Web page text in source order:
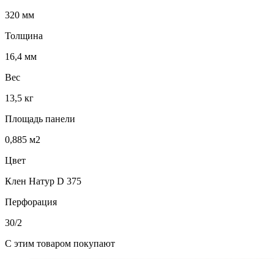
320 мм
Толщина
16,4 мм
Вес
13,5 кг
Площадь панели
0,885 м2
Цвет
Клен Натур D 375
Перфорация
30/2
C этим товаром покупают